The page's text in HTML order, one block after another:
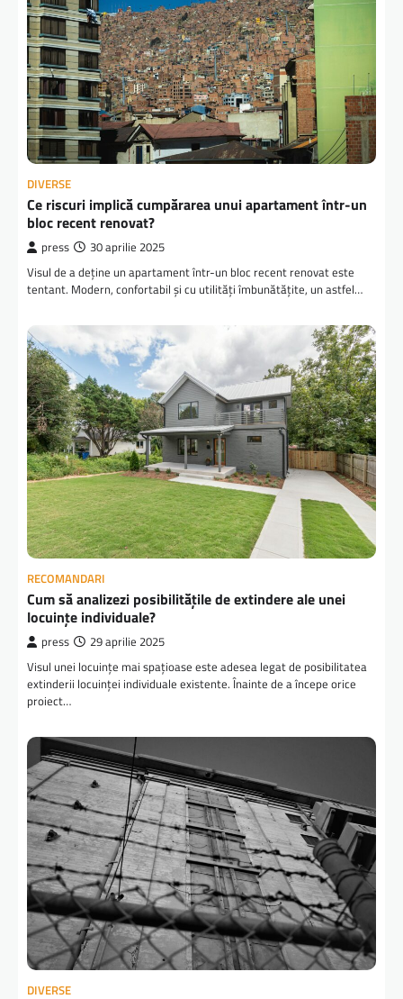
DIVERSE
Ce riscuri implică cumpărarea unui apartament într-un
bloc recent renovat?
press 30 aprilie 2025
Visul de a deține un apartament într-un bloc recent renovat este
tentant. Modern, confortabil și cu utilități îmbunătățite, un astfel…
RECOMANDARI
Cum să analizezi posibilitățile de extindere ale unei
locuințe individuale?
press 29 aprilie 2025
Visul unei locuințe mai spațioase este adesea legat de posibilitatea
extinderii locuinței individuale existente. Înainte de a începe orice
proiect…
DIVERSE